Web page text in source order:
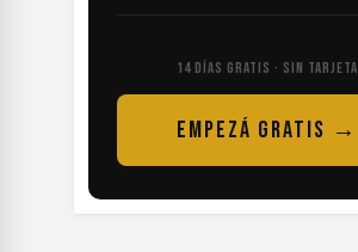
14 DÍAS GRATIS · SIN TARJETA
EMPEZÁ GRATIS →